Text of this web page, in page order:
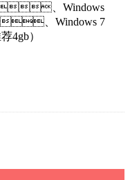
11、Windows
、Windows 7
4gb）